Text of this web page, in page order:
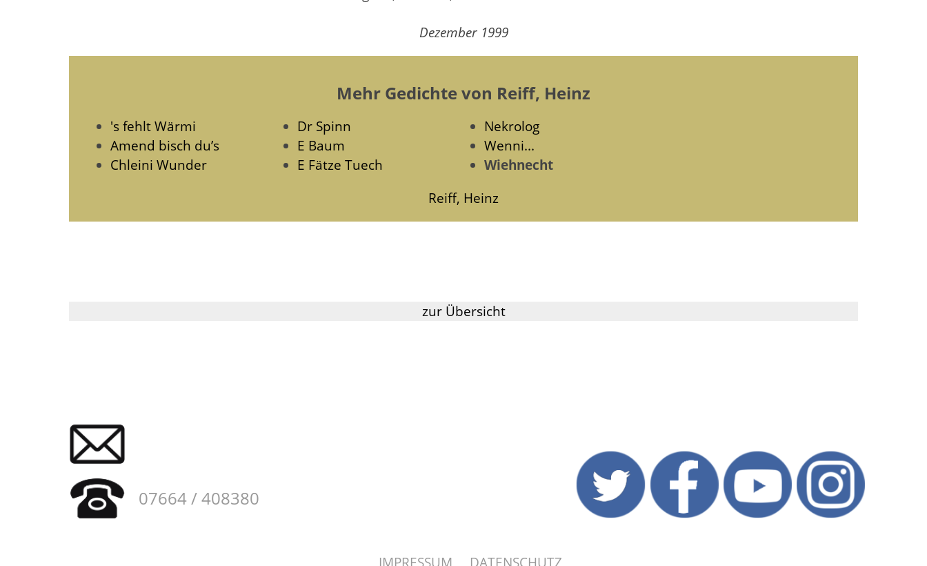
Dezember 1999
Mehr Gedichte von Reiff, Heinz
's fehlt Wärmi
Amend bisch du’s
Chleini Wunder
Dr Spinn
E Baum
E Fätze Tuech
Nekrolog
Wenni...
Wiehnecht
Reiff, Heinz
zur Übersicht
07664 / 408380
IMPRESSUM DATENSCHUTZ